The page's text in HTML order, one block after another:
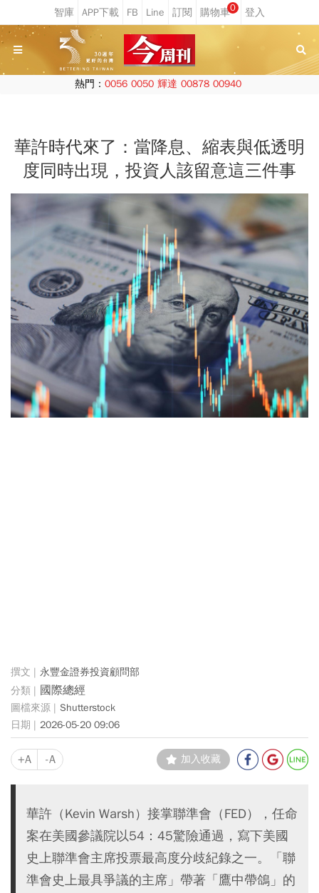
0
熱門： 0056 0050 輝達 00878 00940
華許時代來了：當降息、縮表與低透明
度同時出現，投資人該留意這三件事
永豐金證券投資顧問部
國際總經
Shutterstock
2026-05-20 09:06
+A -A 加入收藏
華許（Kevin Warsh）接掌聯準會（FED），任命
案在美國參議院以54：45驚險通過，寫下美國
史上聯準會主席投票最高度分歧紀錄之一。「聯
準會史上最具爭議的主席」帶著「鷹中帶鴿」的